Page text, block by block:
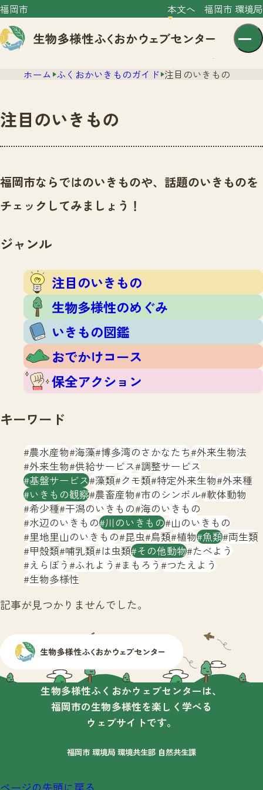
福岡市 本文へ 福岡市 環境局
文字サイズ 小 中 大
センター紹介
センター紹介TOP
サイトポリシー
ニュース
いきものガイド
注目のいきもの
生物多様性のめぐみ
いきもの図鑑
おでかけコース
保全アクション
イベント
いきもの調査隊
調査レポート
調査レポートTOP
調査結果
ふくおかいきものマップ
マッチング
マッチングTOP
掲載申し込みフォーム
お問合せ
生物多様性ふくおかウェブセンターとは
サイトマップ
ホーム ふくおかいきものガイド 注目のいきもの
注目のいきもの
福岡市ならではのいきものや、話題のいきものを
チェックしてみましょう！
ジャンル
注目のいきもの
生物多様性のめぐみ
いきもの図鑑
おでかけコース
保全アクション
キーワード
農水産物 海藻 博多湾のさかなたち 外来生物法
外来生物 供給サービス 調整サービス
基盤サービス 藻類 クモ類 特定外来生物 外来種
いきもの観察 農畜産物 市のシンボル 軟体動物
希少種 干潟のいきもの 海のいきもの
水辺のいきもの 川のいきもの 山のいきもの
里地里山のいきもの 昆虫 鳥類 植物 魚類 両生類
甲殻類 哺乳類 は虫類 その他動物 たべよう
えらぼう ふれよう まもろう つたえよう
生物多様性
記事が見つかりませんでした。
生物多様性ふくおかウェブセンターは、
福岡市の生物多様性を楽しく学べる
ウェブサイトです。
福岡市 環境局 環境共生部 自然共生課